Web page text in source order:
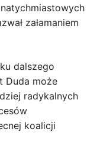
załamaniem
dalszego
Duda może
radykalnych
koalicji